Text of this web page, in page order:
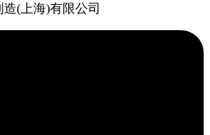
(上海)有限公司